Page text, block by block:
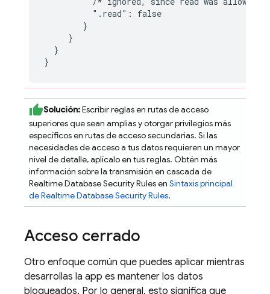
          ".read": false
        }
     }
  }
}
Solución:Escribir reglas en rutas de acceso
superiores que sean amplias y otorgar privilegios más
específicos en rutas de acceso secundarias. Si las
necesidades de acceso a tus datos requieren un mayor
nivel de detalle, aplícalo en tus reglas. Obtén más
información sobre la transmisión en cascada de
Realtime DatabaseSecurity Rulesen Sintaxis principal
deRealtime DatabaseSecurity Rules.
Acceso cerrado
Otro enfoque común que puedes aplicar mientras
desarrollas la app es mantener los datos
bloqueados. Por lo general, esto significa que